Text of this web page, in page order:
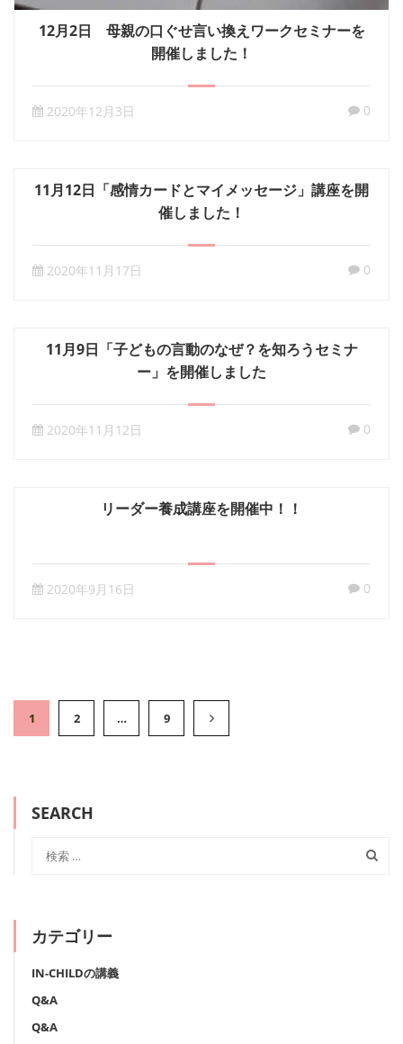
12月2日 母親の口ぐせ言い換えワークセミナーを
開催しました！
2020年12月3日 0
11月12日「感情カードとマイメッセージ」講座を開
催しました！
2020年11月17日 0
11月9日「子どもの言動のなぜ？を知ろうセミナ
ー」を開催しました
2020年11月12日 0
リーダー養成講座を開催中！！
2020年9月16日 0
1 2 … 9
SEARCH
カテゴリー
IN-CHILDの講義
Q&A
Q&A